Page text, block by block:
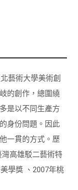
藝術大學美術創
的創作，總圍繞
是以不同生產方
身份問題。因此
一貫的方式。歷
高雄駁二藝術特
學獎 、2007年桃